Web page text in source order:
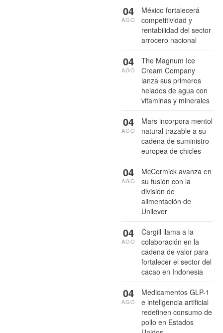
México fortalecerá
competitividad y
rentabilidad del sector
arrocero nacional
04
AGO
The Magnum Ice
Cream Company
lanza sus primeros
helados de agua con
vitaminas y minerales
04
AGO
Mars incorpora mentol
natural trazable a su
cadena de suministro
europea de chicles
04
AGO
McCormick avanza en
su fusión con la
división de
alimentación de
Unilever
04
AGO
Cargill llama a la
colaboración en la
cadena de valor para
fortalecer el sector del
cacao en Indonesia
04
AGO
Medicamentos GLP-1
e inteligencia artificial
redefinen consumo de
pollo en Estados
04
AGO